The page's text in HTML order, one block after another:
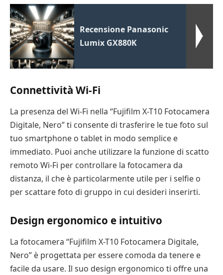
Recensione Panasonic
Lumix GX880K
Connettività Wi-Fi
La presenza del Wi-Fi nella “Fujifilm X-T10 Fotocamera
Digitale, Nero” ti consente di trasferire le tue foto sul
tuo smartphone o tablet in modo semplice e
immediato. Puoi anche utilizzare la funzione di scatto
remoto Wi-Fi per controllare la fotocamera da
distanza, il che è particolarmente utile per i selfie o
per scattare foto di gruppo in cui desideri inserirti.
Design ergonomico e intuitivo
La fotocamera “Fujifilm X-T10 Fotocamera Digitale,
Nero” è progettata per essere comoda da tenere e
facile da usare. Il suo design ergonomico ti offre una